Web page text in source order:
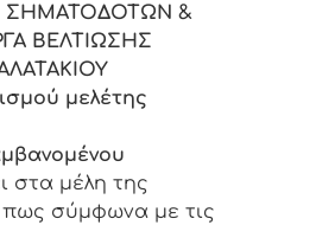
ΣΗΜΑΤΟΔΟΤΩΝ &
ΒΕΛΤΙΩΣΗΣ
μελέτης
στα μέλη της
πως σύμφωνα με τις